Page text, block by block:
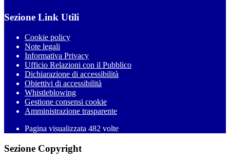
Sezione Link Utili
Cookie policy
Note legali
Informativa Privacy
Ufficio Relazioni con il Pubblico
Dichiarazione di accessibilità
Obiettivi di accessibilità
Whistleblowing
Gestione consensi cookie
Amministrazione trasparente
Pagina visualizzata 482 volte
Sezione Copyright